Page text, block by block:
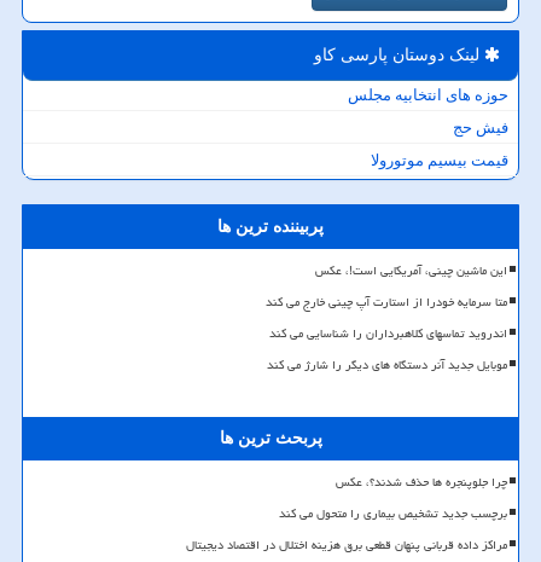
لینک دوستان پارسی كاو
حوزه های انتخابیه مجلس
فیش حج
قیمت بیسیم موتورولا
پربیننده ترین ها
این ماشین چینی، آمریکایی است!، عکس
متا سرمایه خودرا از استارت آپ چینی خارج می کند
اندروید تماسهای کلاهبرداران را شناسایی می کند
موبایل جدید آنر دستگاه های دیگر را شارژ می کند
پربحث ترین ها
چرا جلوپنجره ها حذف شدند؟، عکس
برچسب جدید تشخیص بیماری را متحول می کند
مراکز داده قربانی پنهان قطعی برق هزینه اختلال در اقتصاد دیجیتال